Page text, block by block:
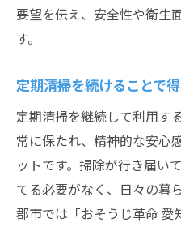
要望を伝え、安全性や衛生
す。
定期清掃を続けることで
定期清掃を継続して利用す
常に保たれ、精神的な安心
ットです。掃除が行き届い
てる必要がなく、日々の暮
郡市では「おそうじ革命 愛